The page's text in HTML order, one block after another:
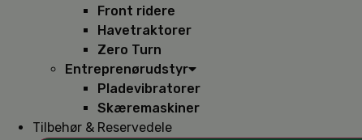
Front ridere
Havetraktorer
Zero Turn
Entreprenørudstyr
Pladevibratorer
Skæremaskiner
Tilbehør & Reservedele